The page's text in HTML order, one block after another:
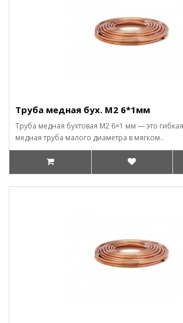
Труба медная бух. М2 6*1мм
Труба медная бухтовая М2 6×1 мм — это
медная труба малого диаметра в мягком..